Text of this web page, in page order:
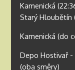
Kamenická
Starý Hloubětín
Kamenická (do
Depo Hostivař -
(oba směry)